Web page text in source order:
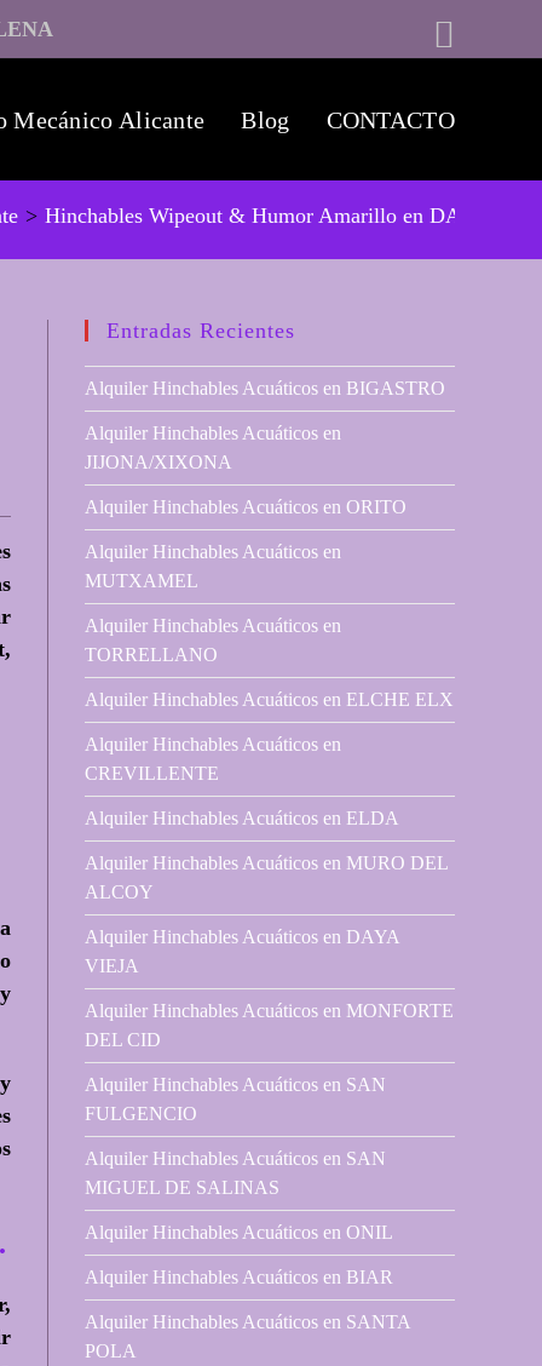
Mecánico Alicante Blog CONTACTO
> Hinchables Wipeout & Humor Amarillo en DAYA
Entradas Recientes
Alquiler Hinchables Acuáticos en BIGASTRO
Alquiler Hinchables Acuáticos en
JIJONA/XIXONA
Alquiler Hinchables Acuáticos en ORITO
Alquiler Hinchables Acuáticos en
MUTXAMEL
Alquiler Hinchables Acuáticos en
TORRELLANO
Alquiler Hinchables Acuáticos en ELCHE ELX
Alquiler Hinchables Acuáticos en
CREVILLENTE
Alquiler Hinchables Acuáticos en ELDA
Alquiler Hinchables Acuáticos en MURO DEL
ALCOY
Alquiler Hinchables Acuáticos en DAYA
VIEJA
Alquiler Hinchables Acuáticos en MONFORTE
DEL CID
Alquiler Hinchables Acuáticos en SAN
FULGENCIO
Alquiler Hinchables Acuáticos en SAN
MIGUEL DE SALINAS
Alquiler Hinchables Acuáticos en ONIL
Alquiler Hinchables Acuáticos en BIAR
Alquiler Hinchables Acuáticos en SANTA
POLA